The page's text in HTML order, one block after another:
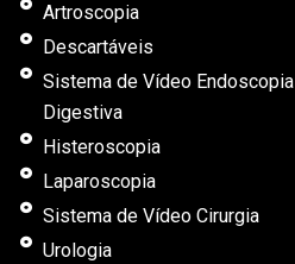
Artroscopia
Descartáveis
Sistema de Vídeo Endoscopia
Digestiva
Histeroscopia
Laparoscopia
Sistema de Vídeo Cirurgia
Urologia